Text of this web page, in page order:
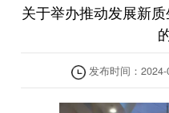
关于举办推动发展新